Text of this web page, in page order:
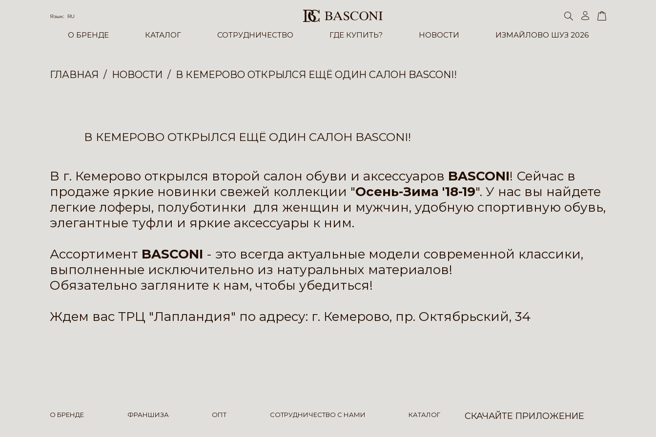
Язык: RU
О БРЕНДЕ КАТАЛОГ СОТРУДНИЧЕСТВО ГДЕ КУПИТЬ? НОВОСТИ ИЗМАЙЛОВО ШУЗ 2026
ГЛАВНАЯ НОВОСТИ В КЕМЕРОВО ОТКРЫЛСЯ ЕЩЁ ОДИН САЛОН BASCONI!
В КЕМЕРОВО ОТКРЫЛСЯ ЕЩЁ ОДИН САЛОН BASCONI!
В г. Кемерово открылся второй салон обуви и аксессуаров BASCONI! Сейчас в
продаже яркие новинки свежей коллекции "Осень-Зима '18-19". У нас вы найдете
легкие лоферы, полуботинки для женщин и мужчин, удобную спортивную обувь,
элегантные туфли и яркие аксессуары к ним.
Ассортимент BASCONI - это всегда актуальные модели современной классики,
выполненные исключительно из натуральных материалов!
Обязательно загляните к нам, чтобы убедиться!
Ждем вас ТРЦ "Лапландия" по адресу: г. Кемерово, пр. Октябрьский, 34
О БРЕНДЕ ФРАНШИЗА ОПТ СОТРУДНИЧЕСТВО С НАМИ КАТАЛОГ СКАЧАЙТЕ ПРИЛОЖЕНИЕ